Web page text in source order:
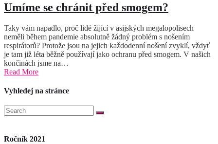
Umíme se chránit před smogem?
Taky vám napadlo, proč lidé žijící v asijských megalopolisech
neměli během pandemie absolutně žádný problém s nošením
respirátorů? Protože jsou na jejich každodenní nošení zvyklí, vždyť
je tam již léta běžně používají jako ochranu před smogem. V našich
končinách jsme na…
Read More
Vyhledej na stránce
Ročník 2021